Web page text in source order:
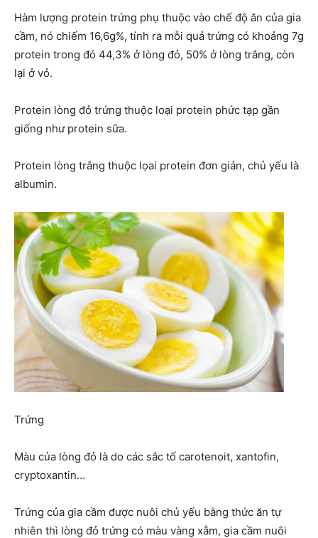
Hàm lượng protein trứng phụ thuộc vào chế độ ăn của gia
cầm, nó chiếm 16,6g%, tính ra mỗi quả trứng có khoảng 7g
protein trong đó 44,3% ở lòng đỏ, 50% ở lòng trắng, còn
lại ở vỏ.
Protein lòng đỏ trứng thuộc loại protein phức tạp gần
giống như protein sữa.
Protein lòng trắng thuộc lọai protein đơn giản, chủ yếu là
albumin.
Trứng
Màu của lòng đỏ là do các sắc tố carotenoit, xantofin,
cryptoxantin…
Trứng của gia cầm được nuôi chủ yếu bằng thức ăn tự
nhiên thì lòng đỏ trứng có màu vàng xẫm, gia cầm nuôi